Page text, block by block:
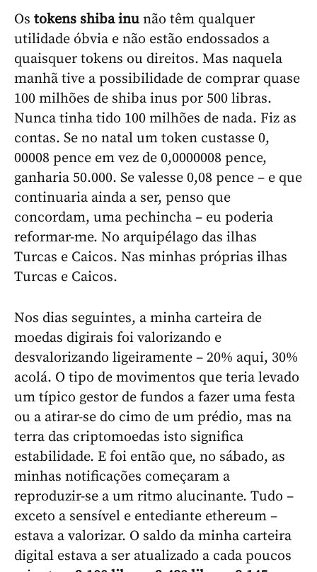
Os tokens shiba inu não têm qualquer
utilidade óbvia e não estão endossados a
quaisquer tokens ou direitos. Mas naquela
manhã tive a possibilidade de comprar quase
100 milhões de shiba inus por 500 libras.
Nunca tinha tido 100 milhões de nada. Fiz as
contas. Se no natal um token custasse 0,
00008 pence em vez de 0,0000008 pence,
ganharia 50.000. Se valesse 0,08 pence – e que
continuaria ainda a ser, penso que
concordam, uma pechincha – eu poderia
reformar-me. No arquipélago das ilhas
Turcas e Caicos. Nas minhas próprias ilhas
Turcas e Caicos.
Nos dias seguintes, a minha carteira de
moedas digirais foi valorizando e
desvalorizando ligeiramente – 20% aqui, 30%
acolá. O tipo de movimentos que teria levado
um típico gestor de fundos a fazer uma festa
ou a atirar-se do cimo de um prédio, mas na
terra das criptomoedas isto significa
estabilidade. E foi então que, no sábado, as
minhas notificações começaram a
reproduzir-se a um ritmo alucinante. Tudo –
exceto a sensível e entediante ethereum –
estava a valorizar. O saldo da minha carteira
digital estava a ser atualizado a cada poucos